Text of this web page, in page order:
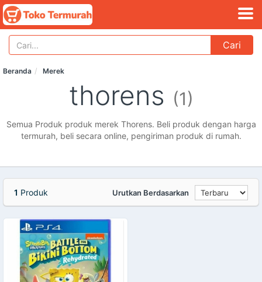
Cari
Beranda Merek
thorens (1)
Semua Produk produk merek Thorens. Beli produk dengan harga
termurah, beli secara online, pengiriman produk di rumah.
1 Produk Urutkan Berdasarkan